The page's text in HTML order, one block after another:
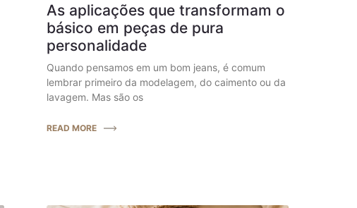
As aplicações que transformam o
básico em peças de pura
personalidade
Quando pensamos em um bom jeans, é comum
lembrar primeiro da modelagem, do caimento ou da
lavagem. Mas são os
READ MORE